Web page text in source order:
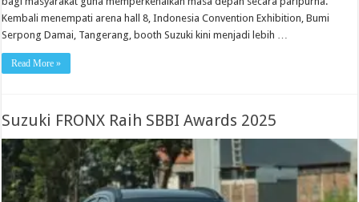
Kembali menempati arena hall 8, Indonesia Convention Exhibition, Bumi
Serpong Damai, Tangerang, booth Suzuki kini menjadi lebih …
Read More »
Suzuki FRONX Raih SBBI Awards 2025